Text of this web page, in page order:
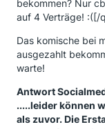
bekommen? Nur
auf 4 Verträge! :([/
Das komische bei
ausgezahlt
warte!
Antwort
.....leider können
als zuvor. Die